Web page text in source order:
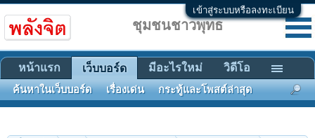
เข้าสู่ระบบหรือลงทะเบียน
ชุมชนชาวพุทธ
หน้าแรก เว็บบอร์ด
ค้นหาในเว็บบอร์ด เรื่องเด่น กระทู้และโพสต์ล่าสุด
มีอะไรใหม่ วิดีโอ